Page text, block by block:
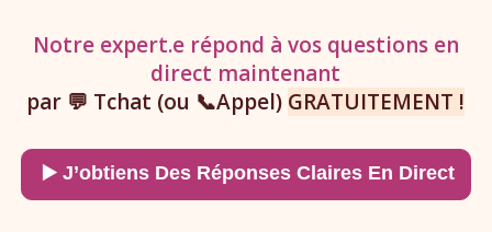
Notre expert.e répond à vos questions en
direct maintenant
par 💬 Tchat (ou 📞Appel) GRATUITEMENT !